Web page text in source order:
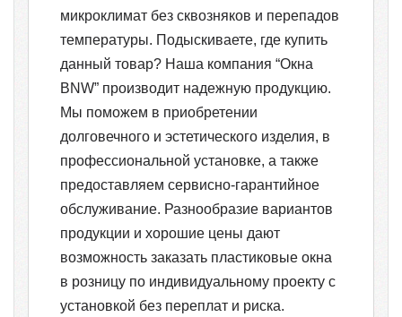
микроклимат без сквозняков и перепадов
температуры. Подыскиваете, где купить
данный товар? Наша компания “Окна
BNW” производит надежную продукцию.
Мы поможем в приобретении
долговечного и эстетического изделия, в
профессиональной установке, а также
предоставляем сервисно-гарантийное
обслуживание. Разнообразие вариантов
продукции и хорошие цены дают
возможность заказать пластиковые окна
в розницу по индивидуальному проекту с
установкой без переплат и риска.